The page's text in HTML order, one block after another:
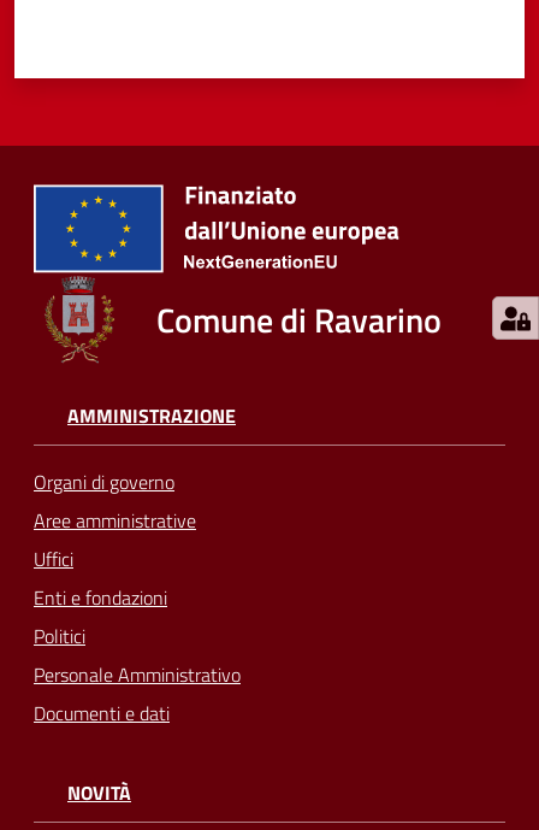
Comune di Ravarino
AMMINISTRAZIONE
Organi di governo
Aree amministrative
Uffici
Enti e fondazioni
Politici
Personale Amministrativo
Documenti e dati
NOVITÀ